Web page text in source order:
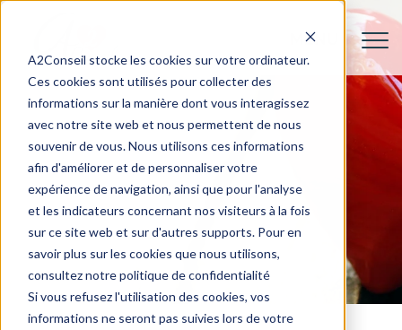
A2Conseil stocke les cookies sur votre ordinateur.
Ces cookies sont utilisés pour collecter des
informations sur la manière dont vous interagissez
avec notre site web et nous permettent de nous
souvenir de vous. Nous utilisons ces informations
afin d'améliorer et de personnaliser votre
expérience de navigation, ainsi que pour l'analyse
et les indicateurs concernant nos visiteurs à la fois
sur ce site web et sur d'autres supports. Pour en
savoir plus sur les cookies que nous utilisons,
consultez notre politique de confidentialité
Si vous refusez l'utilisation des cookies, vos
informations ne seront pas suivies lors de votre